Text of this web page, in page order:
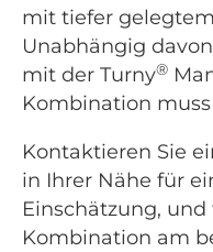
mit tiefer
Unabhängig
mit der Turny®
Kombination
Kontaktieren Sie
in Ihrer Nähe für
Einschätzung,
Kombination am